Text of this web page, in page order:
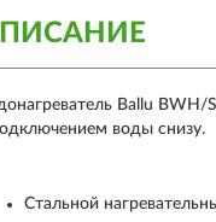
Ballu
воды снизу.
Стальной